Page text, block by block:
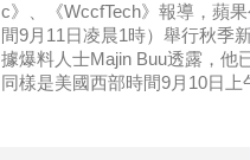
c》、《WccfTech》報導，蘋
間9月11日凌晨1時）舉行秋季
據爆料人士Majin Buu透露，他
同樣是美國西部時間9月10日